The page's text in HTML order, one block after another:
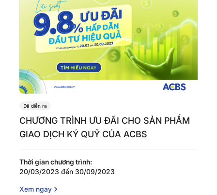
Đã diễn ra
CHƯƠNG TRÌNH ƯU ĐÃI CHO SẢN PHẨM
GIAO DỊCH KÝ QUỸ CỦA ACBS
Thời gian chương trình:
20/03/2023 đến 30/09/2023
Xem ngay